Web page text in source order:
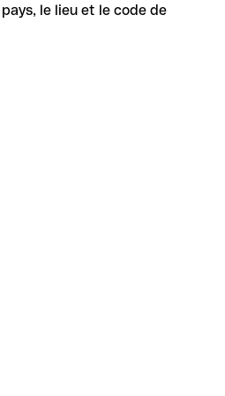
le lieu et le code de